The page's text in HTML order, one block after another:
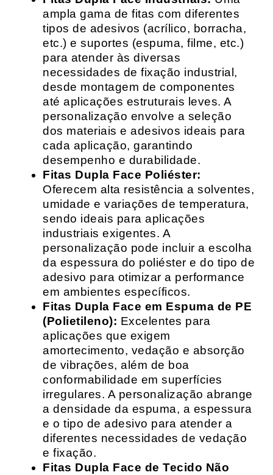
ampla gama de fitas com diferentes
tipos de adesivos (acrílico, borracha,
etc.) e suportes (espuma, filme, etc.)
para atender às diversas
necessidades de fixação industrial,
desde montagem de componentes
até aplicações estruturais leves. A
personalização envolve a seleção
dos materiais e adesivos ideais para
cada aplicação, garantindo
desempenho e durabilidade.
Fitas Dupla Face Poliéster:
Oferecem alta resistência a solventes,
umidade e variações de temperatura,
sendo ideais para aplicações
industriais exigentes. A
personalização pode incluir a escolha
da espessura do poliéster e do tipo de
adesivo para otimizar a performance
em ambientes específicos.
Fitas Dupla Face em Espuma de PE
(Polietileno): Excelentes para
aplicações que exigem
amortecimento, vedação e absorção
de vibrações, além de boa
conformabilidade em superfícies
irregulares. A personalização abrange
a densidade da espuma, a espessura
e o tipo de adesivo para atender a
diferentes necessidades de vedação
e fixação.
Fitas Dupla Face de Tecido Não